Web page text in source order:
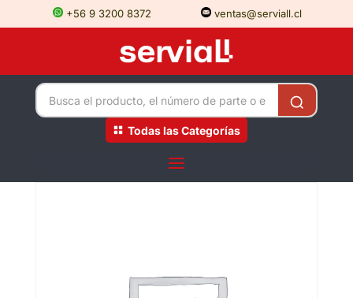
+56 9 3200 8372 ventas@serviall.cl
Todas las Categorías